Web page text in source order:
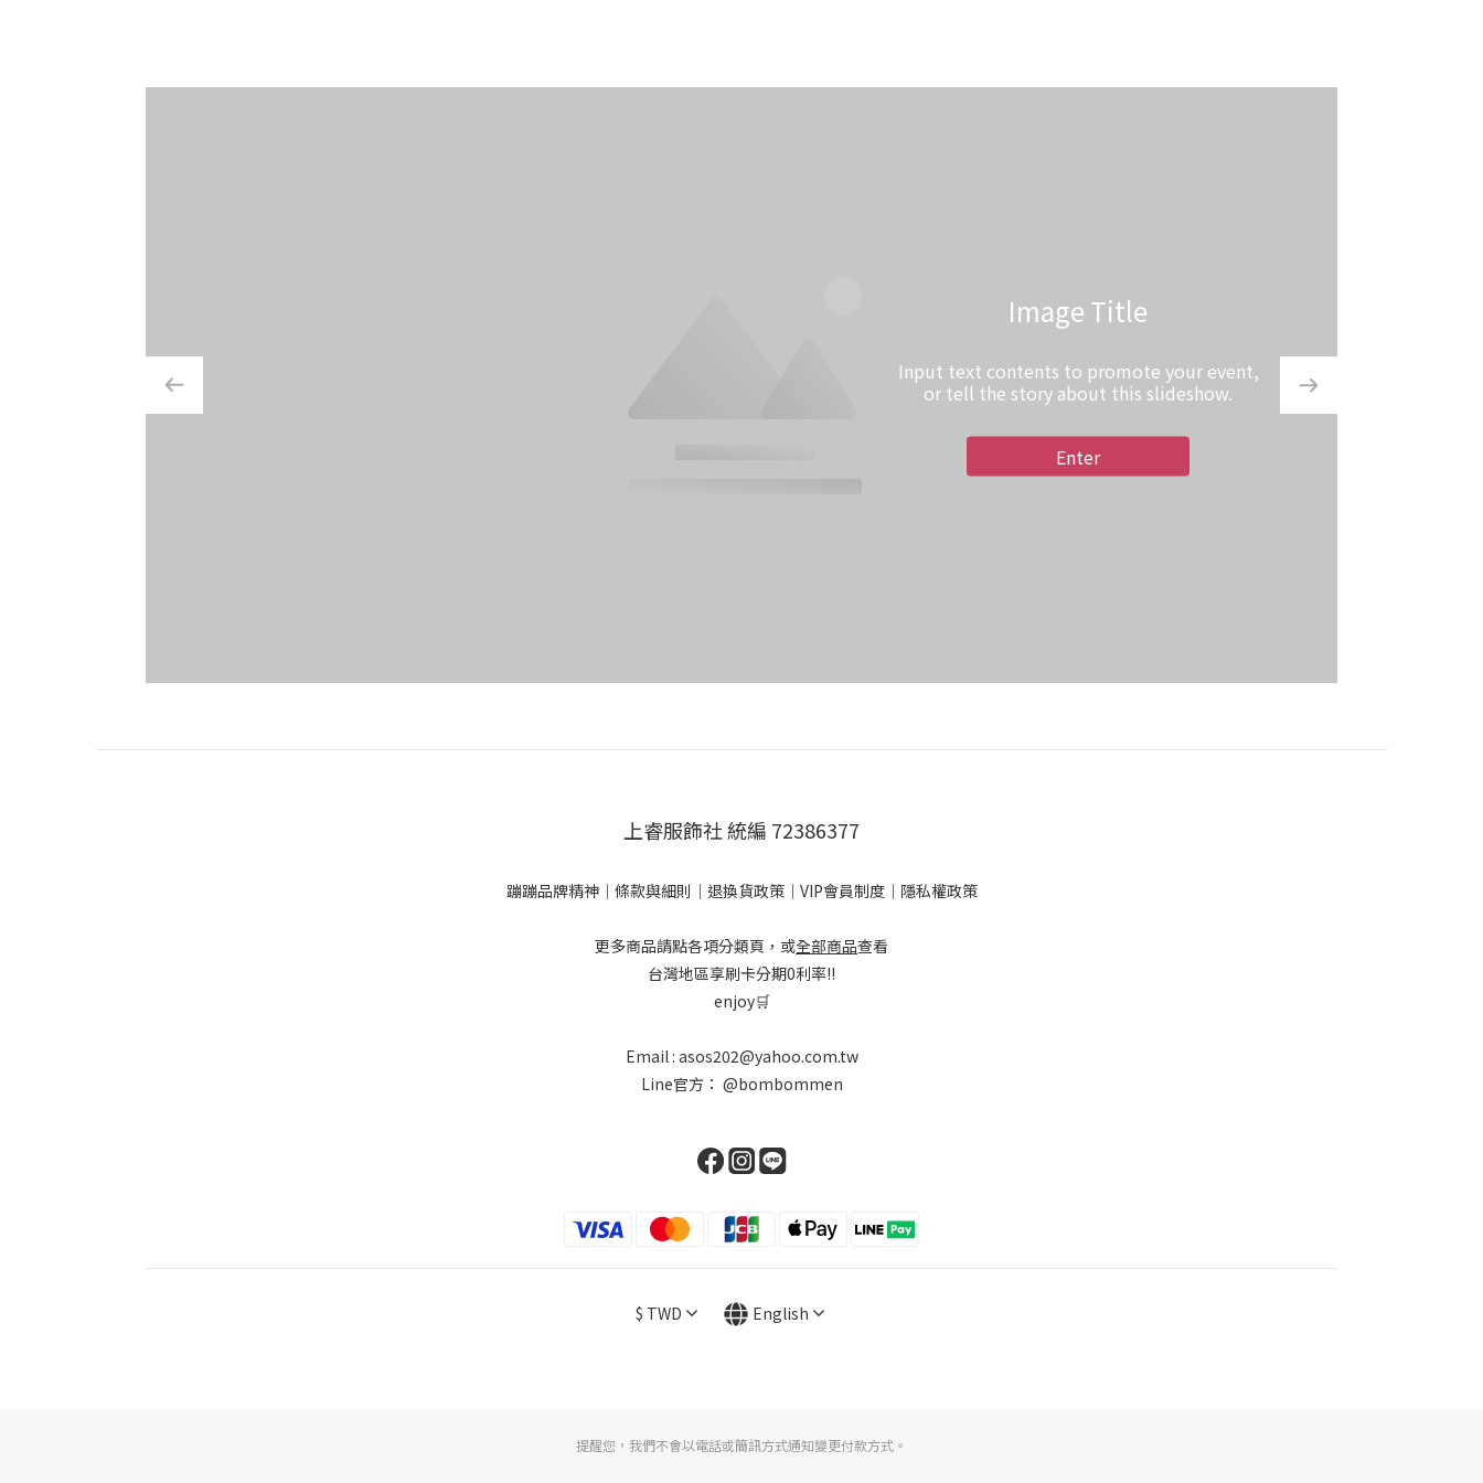
Image Title
Input text contents to promote your event,
or tell the story about this slideshow.
Enter
上睿服飾社 統編 72386377
蹦蹦品牌精神｜ 條款與細則 ｜ 退換貨政策｜ VIP會員制度｜ 隱私權政策
更多商品請點各項分類頁，或全部商品查看
台灣地區享刷卡分期0利率!!
enjoy🛒
Email : asos202@yahoo.com.tw
Line官方： @bombommen
$ TWD English
提醒您，我們不會以電話或簡訊方式通知變更付款方式。